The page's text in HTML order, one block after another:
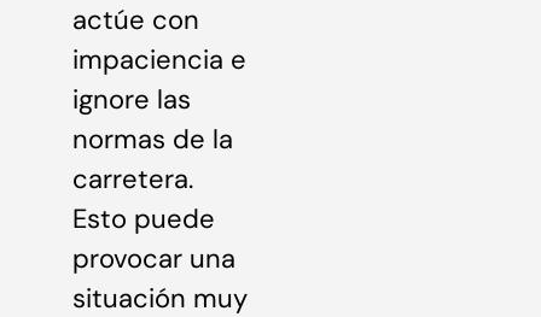
actúe con
impaciencia e
ignore las
normas de la
carretera.
Esto puede
provocar una
situación muy